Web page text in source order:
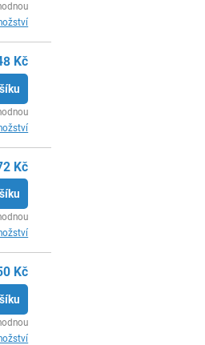
Kč
Kč
Kč